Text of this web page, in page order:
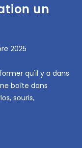
un
2025
qu'il y a dans
boîte dans
souris,